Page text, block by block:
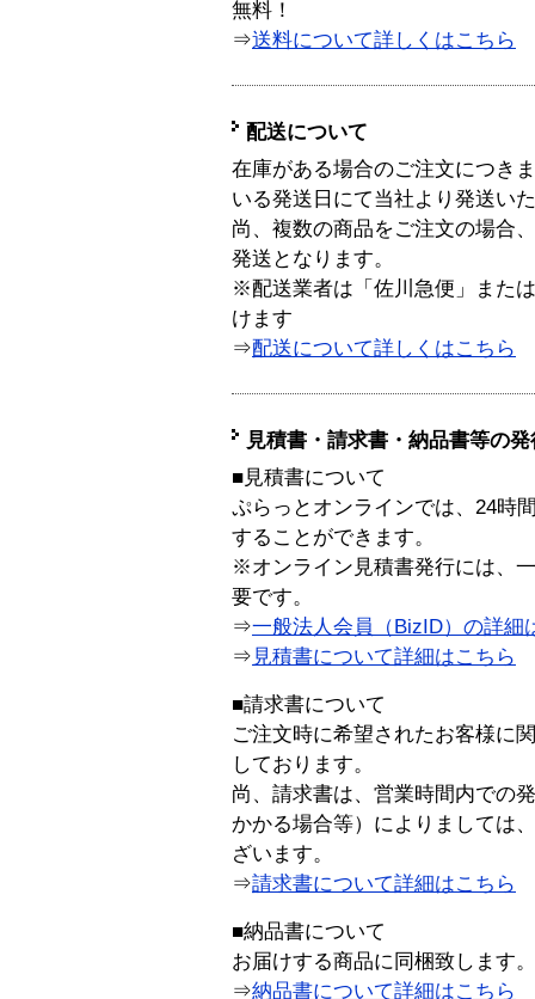
無料！
⇒送料について詳しくはこちら
配送について
在庫がある場合のご注文につき
いる発送日にて当社より発送い
尚、複数の商品をご注文の場合
発送となります。
※配送業者は「佐川急便」また
けます
⇒配送について詳しくはこちら
見積書・請求書・納品書等の
■見積書について
ぷらっとオンラインでは、24時
することができます。
※オンライン見積書発行には、
要です。
⇒一般法人会員（BizID）の詳細
⇒ 見積書について詳細はこちら
■請求書について
ご注文時に希望されたお客様に
しております。
尚、請求書は、営業時間内での
かかる場合等）によりましては
ざいます。
⇒請求書について詳細はこちら
■納品書について
お届けする商品に同梱致します。
⇒納品書について詳細はこちら